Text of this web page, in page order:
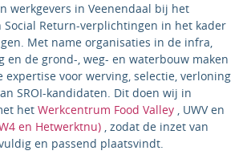
werkgevers in Veenendaal bij het
Return-verplichtingen in het kader
Met name organisaties in de infra,
en de grond-, weg- en waterbouw maken
expertise voor werving, selectie, verloning
SROI-kandidaten. Dit doen wij in
het Werkcentrum Food Valley , UWV en
en Hetwerktnu) , zodat de inzet van
en passend plaatsvindt.